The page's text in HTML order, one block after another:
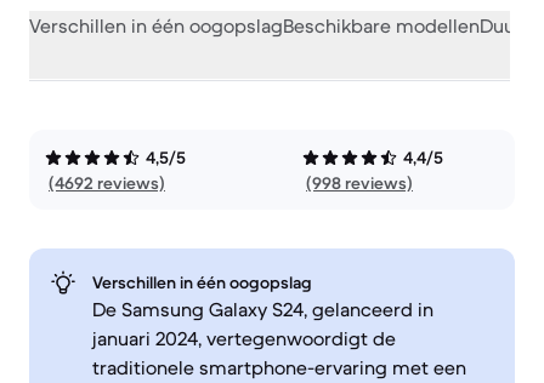
Verschillen in één oogopslagBeschikbare modellen
4,5/5
(4692 reviews)
4,4/5
(998 reviews)
Verschillen in één oogopslag
De Samsung Galaxy S24, gelanceerd in
januari 2024, vertegenwoordigt de
traditionele smartphone-ervaring met een